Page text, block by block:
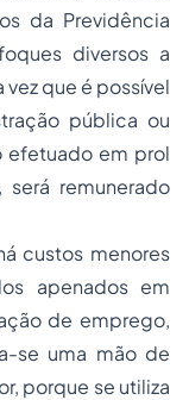
da Previdência
diversos a
que é possível
pública ou
efetuado em prol
remunerado
custos menores
apenados em
de emprego,
se uma mão de
porque se utiliza